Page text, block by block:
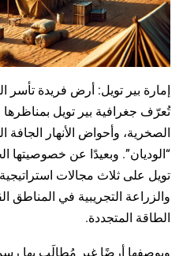
إمارة بير تويل: أرض فريدة تأسر
تُعرّف جغرافية بير تويل بمناظرها
الصخرية، وأحواض الأنهار
“الوديان”. وبعيدًا عن خصوصيتها
تويل على ثلاث مجالات
والزراعة التجريبية في المناطق
الطاقة المتجددة.
وبوصفها أرضًا غير مُطالَب بها